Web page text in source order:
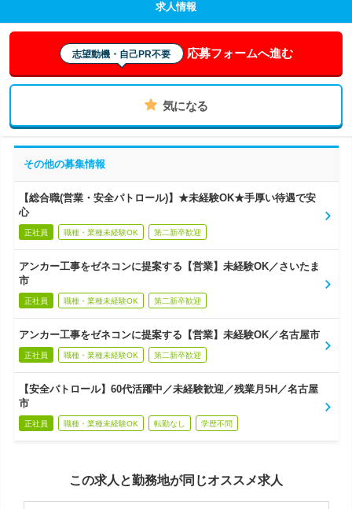
求人情報
志望動機・自己PR不要 応募フォームへ進む
気になる
その他の募集情報
【総合職(営業・安全パトロール)】★未経験OK★手厚い待遇で安
心
正社員 職種・業種未経験OK 第二新卒歓迎
アンカー工事をゼネコンに提案する【営業】未経験OK／さいたま
市
正社員 職種・業種未経験OK 第二新卒歓迎
アンカー工事をゼネコンに提案する【営業】未経験OK／名古屋市
正社員 職種・業種未経験OK 第二新卒歓迎
【安全パトロール】60代活躍中／未経験歓迎／残業月5H／名古屋
市
正社員 職種・業種未経験OK 転勤なし 学歴不問
この求人と勤務地が同じオススメ求人